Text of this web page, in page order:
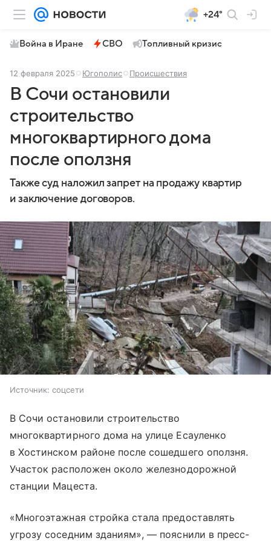
+24°
Война в Иране СВО Топливный кризис
12 февраля 2025 Югополис Происшествия
В Сочи остановили
строительство
многоквартирного дома
после оползня
Также суд наложил запрет на продажу квартир
и заключение договоров.
Источник: соцсети
В Сочи остановили строительство
многоквартирного дома на улице Есауленко
в Хостинском районе после сошедшего оползня.
Участок расположен около железнодорожной
станции Мацеста.
«Многоэтажная стройка стала предоставлять
угрозу соседним зданиям», — пояснили в пресс-